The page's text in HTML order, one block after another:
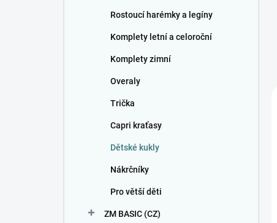
Rostoucí harémky a legíny
Komplety letní a celoroční
Komplety zimní
Overaly
Trička
Capri kraťasy
Dětské kukly
Nákrčníky
Pro větší děti
ZM BASIC (CZ)